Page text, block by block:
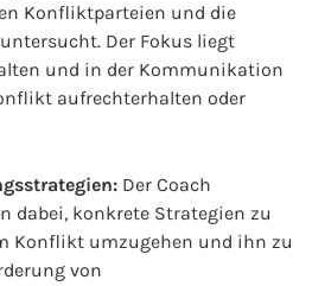
Konfliktparteien und die
Der Fokus liegt
und in der Kommunikation
aufrechterhalten oder
Der Coach
dabei, konkrete Strategien zu
Konflikt umzugehen und ihn zu
von